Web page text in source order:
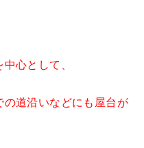
心として、
道沿いなどにも屋台が